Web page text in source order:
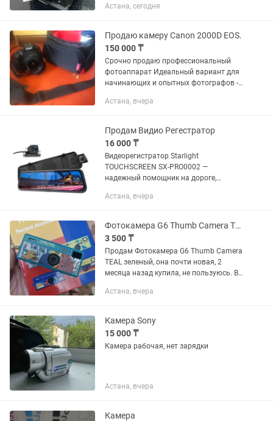
фильма. Использовалась бережно,
Астана, сегодня
Продаю камеру Canon 2000D EOS.
150 000 ₸
Срочно продаю профессиональный
фотоаппарат Идеальный вариант для
начинающих и опытных фотографов -В
состояние — бережное использование
Астана, вчера
Продам Видио Регестратор
16 000 ₸
Видеорегистратор Starlight
TOUCHSCREEN SX-PRO0002 —
надежный помощник на дороге,
качество записи и удобство
встроенному экрану и множеству...
Астана, вчера
Фотокамера G6 Thumb Camera TEAL зеленый
3 500 ₸
Продам Фотокамера G6 Thumb Camera
TEAL зеленый, она почти новая, 2
месяца назад купила, не пользуюсь. В
Астана, вчера
Камера Sony
15 000 ₸
Камера рабочая, нет зарядки
Астана, вчера
Камера